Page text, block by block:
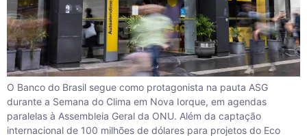
O Banco do Brasil segue como protagonista na pauta ASG
durante a Semana do Clima em Nova Iorque, em agendas
paralelas à Assembleia Geral da ONU. Além da captação
internacional de 100 milhões de dólares para projetos do Eco